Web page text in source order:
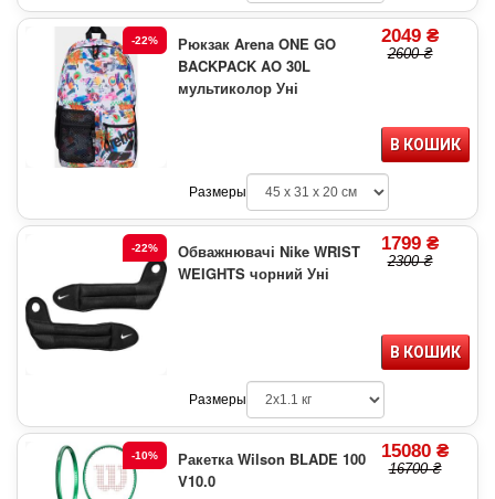
-22%
Рюкзак Arena ONE GO
BACKPACK AO 30L
мультиколор Уні
2049 ₴
2600 ₴
В КОШИК
Размеры
-22%
Обважнювачі Nike WRIST
WEIGHTS чорний Уні
1799 ₴
2300 ₴
В КОШИК
Размеры
-10%
Ракетка Wilson BLADE 100
V10.0
15080 ₴
16700 ₴